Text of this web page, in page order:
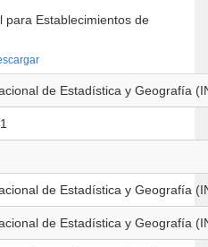
de Estadística y Geografía
de Estadística y Geografía
de Estadística y Geografía